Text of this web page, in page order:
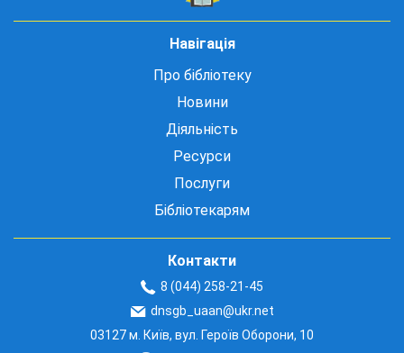
Навігація
Про бібліотеку
Новини
Діяльність
Ресурси
Послуги
Бібліотекарям
Контакти
8 (044) 258-21-45
dnsgb_uaan@ukr.net
03127 м. Київ, вул. Героїв Оборони, 10